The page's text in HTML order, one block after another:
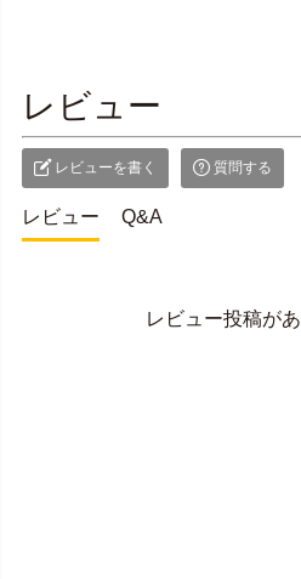
レビュー
レビューを書く 質問する
レビュー Q&A
レビュー投稿があ